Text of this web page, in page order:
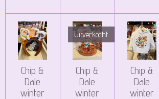
Chip &
Dale
winter
Uitverkocht
Chip &
Dale
winter
Chip &
Dale
winter